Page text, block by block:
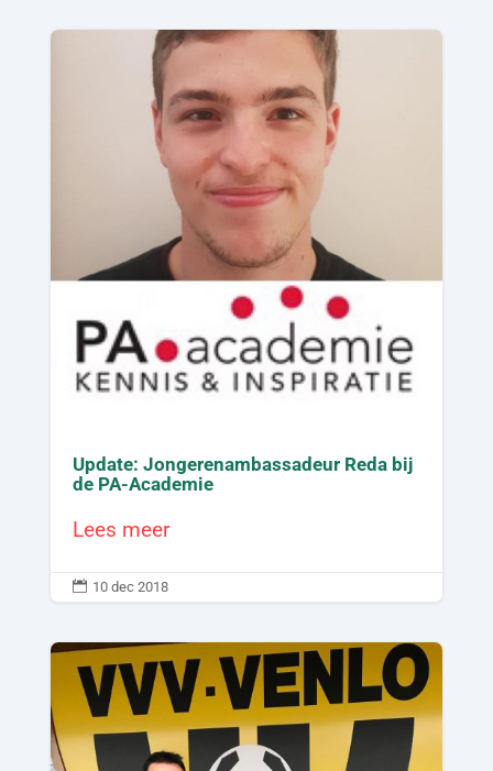
Update: Jongerenambassadeur Reda bij
de PA-Academie
Lees meer
 10 dec 2018